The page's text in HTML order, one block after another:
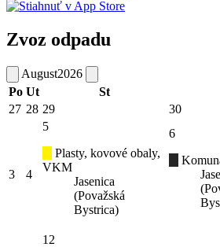
Zvoz odpadu
August2026
Po Ut St
27 28 29 30
3 4
5
Plasty, kovové obaly,
VKM
Jasenica
(Považská
Bystrica)
6
12